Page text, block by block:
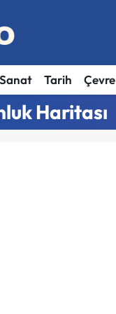
Tarih Çevre
Haritası